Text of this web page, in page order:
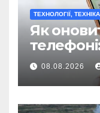
ТЕХНОЛОГІЇ,
Як
08.08.2026